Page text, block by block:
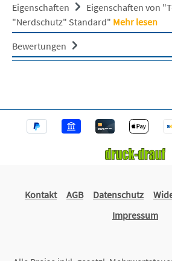
Eigenschaften
Eigenschaften von
"Nerdschutz" Standard" Mehr lesen
Bewertungen
Kontakt AGB Datenschutz
Impressum